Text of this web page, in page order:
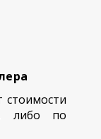
стоимости
либо по